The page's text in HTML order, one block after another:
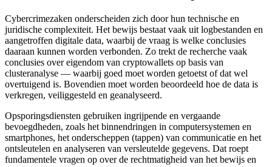
Cybercrimezaken onderscheiden zich door hun technische en
juridische complexiteit. Het bewijs bestaat vaak uit logbestanden en
aangetroffen digitale data, waarbij de vraag is welke conclusies
daaraan kunnen worden verbonden. Zo trekt de recherche vaak
conclusies over eigendom van cryptowallets op basis van
clusteranalyse — waarbij goed moet worden getoetst of dat wel
overtuigend is. Bovendien moet worden beoordeeld hoe de data is
verkregen, veiliggesteld en geanalyseerd.
Opsporingsdiensten gebruiken ingrijpende en vergaande
bevoegdheden, zoals het binnendringen in computersystemen en
smartphones, het onderscheppen (tappen) van communicatie en het
ontsleutelen en analyseren van versleutelde gegevens. Dat roept
fundamentele vragen op over de rechtmatigheid van het bewijs en